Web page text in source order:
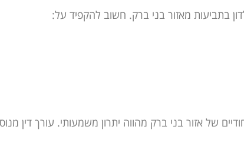
בתביעות מאזור בני ברק. חשוב להקפיד על:
של אזור בני ברק מהווה יתרון משמעותי. עורך דין